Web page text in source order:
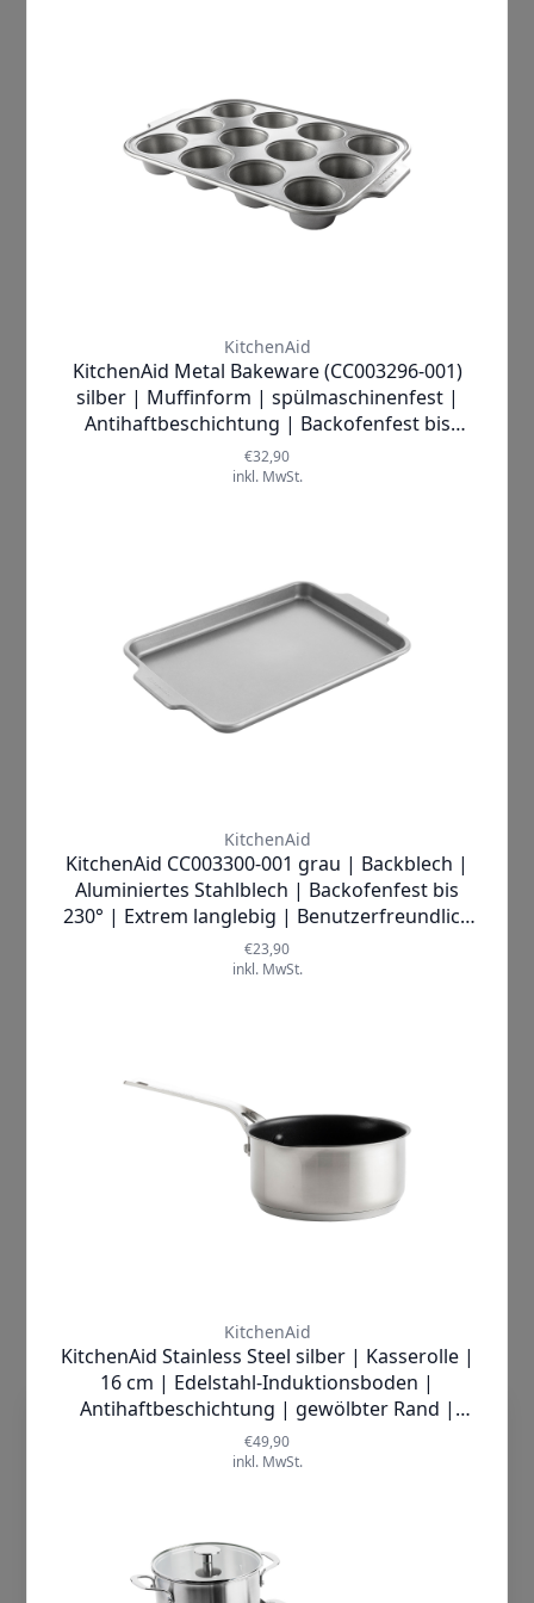
Beschreibung
Ihre ideale
Backbegleiterin!
KitchenAid Metal Bakeware
Backblechist der perfekte Genuss nur
noch einen Schritt entfernt!
, verbindet unser Backblech
die Vorteile von Robustheit und
Leichtigkeit. Dank ihrer kratzfesten
undkorrosionsbeständigen
Beschichtung bleibt sie auch bei
häufigem Gebrauch in erstklassigem
mühelos aus der Form gleiten – kein
Kleben, kein Brechen! Genießen Sie
perfekte Stücke und ein makelloses
dieTechnik.de nutzt Cookies, damit wir
unsere Seiten sicher und zuverlässig
relevanter Inhalte und personalisierter
Werbung auf unseren Seiten verbessern